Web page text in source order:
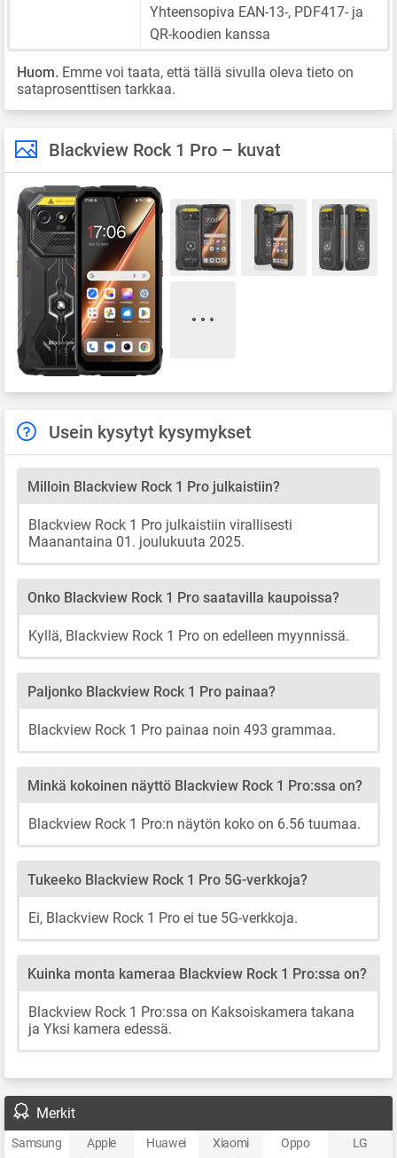
Yhteensopiva EAN-13-, PDF417- ja
QR-koodien kanssa
Huom. Emme voi taata, että tällä sivulla oleva tieto on
sataprosenttisen tarkkaa.
Blackview Rock 1 Pro – kuvat
Usein kysytyt kysymykset
Milloin Blackview Rock 1 Pro julkaistiin?
Blackview Rock 1 Pro julkaistiin virallisesti
Maanantaina 01. joulukuuta 2025.
Onko Blackview Rock 1 Pro saatavilla kaupoissa?
Kyllä, Blackview Rock 1 Pro on edelleen myynnissä.
Paljonko Blackview Rock 1 Pro painaa?
Blackview Rock 1 Pro painaa noin 493 grammaa.
Minkä kokoinen näyttö Blackview Rock 1 Pro:ssa on?
Blackview Rock 1 Pro:n näytön koko on 6.56 tuumaa.
Tukeeko Blackview Rock 1 Pro 5G-verkkoja?
Ei, Blackview Rock 1 Pro ei tue 5G-verkkoja.
Kuinka monta kameraa Blackview Rock 1 Pro:ssa on?
Blackview Rock 1 Pro:ssa on Kaksoiskamera takana
ja Yksi kamera edessä.
Merkit
Samsung Apple Huawei Xiaomi Oppo
LG